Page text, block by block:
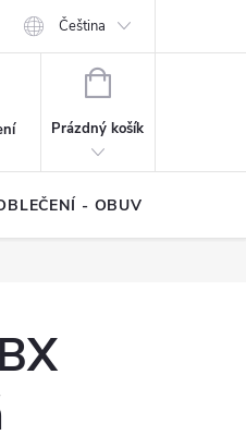
DAT Moje objednávka
Čeština
NÁKUPNÍ
Prázdný košík
- OBUV